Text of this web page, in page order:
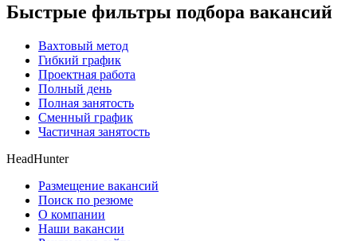
Быстрые фильтры подбора вакансий
Вахтовый метод
Гибкий график
Проектная работа
Полный день
Полная занятость
Сменный график
Частичная занятость
HeadHunter
Размещение вакансий
Поиск по резюме
О компании
Наши вакансии